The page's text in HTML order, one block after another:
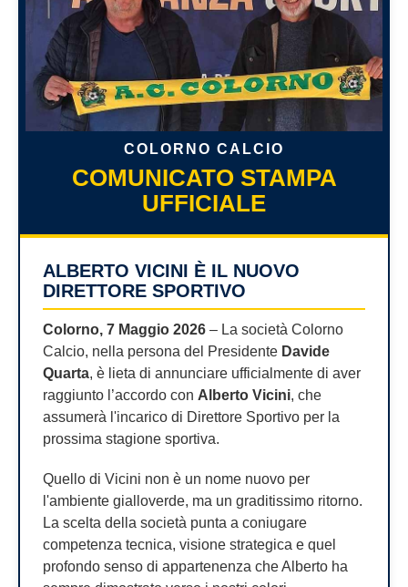
COLORNO CALCIO
COMUNICATO STAMPA
UFFICIALE
ALBERTO VICINI È IL NUOVO
DIRETTORE SPORTIVO
Colorno, 7 Maggio 2026 – La società Colorno
Calcio, nella persona del Presidente Davide
Quarta, è lieta di annunciare ufficialmente di aver
raggiunto l’accordo con Alberto Vicini, che
assumerà l'incarico di Direttore Sportivo per la
prossima stagione sportiva.
Quello di Vicini non è un nome nuovo per
l'ambiente gialloverde, ma un graditissimo ritorno.
La scelta della società punta a coniugare
competenza tecnica, visione strategica e quel
profondo senso di appartenenza che Alberto ha